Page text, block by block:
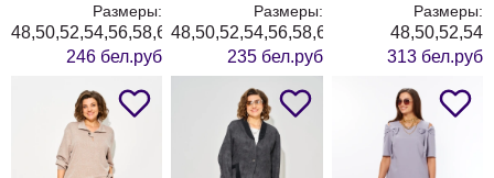
Размеры:
48,50,52,54,56,58,60,62,64
246 бел.руб
Размеры:
48,50,52,54,56,58,60,62,64
235 бел.руб
Размеры:
48,50,52,54
313 бел.руб